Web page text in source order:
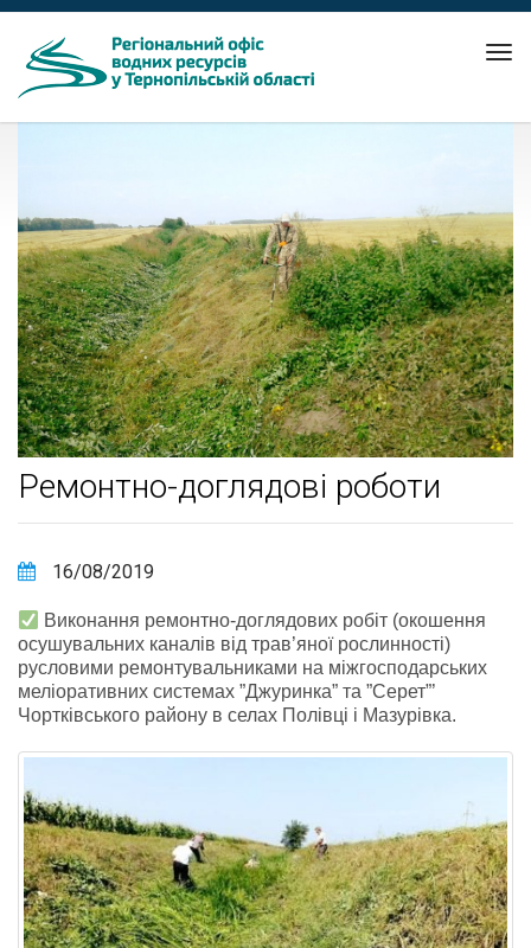
Ремонтно-доглядові роботи
16/08/2019
Виконання ремонтно-доглядових робіт (окошення
осушувальних каналів від трав’яної рослинності)
русловими ремонтувальниками на міжгосподарських
меліоративних системах ”Джуринка” та ”Серет”’
Чортківського району в селах Полівці і Мазурівка.